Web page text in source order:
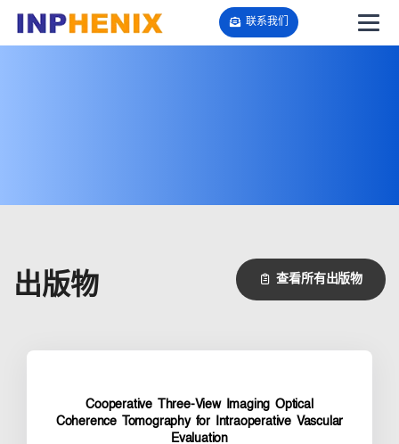
联系我们
出版物 查看所有出版物
Cooperative Three-View Imaging Optical
Coherence Tomography for Intraoperative Vascular
Evaluation